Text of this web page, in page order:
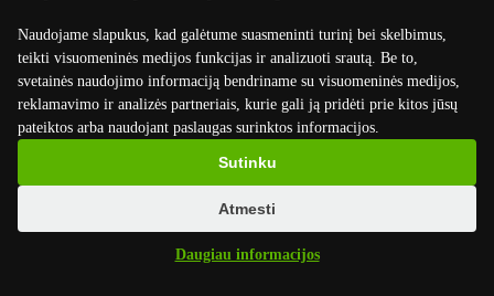
Naudojame slapukus, kad galėtume suasmeninti turinį bei skelbimus,
teikti visuomeninės medijos funkcijas ir analizuoti srautą. Be to,
svetainės naudojimo informaciją bendriname su visuomeninės medijos,
reklamavimo ir analizės partneriais, kurie gali ją pridėti prie kitos jūsų
pateiktos arba naudojant paslaugas surinktos informacijos.
Daugiau informacijos
Sutinku
Atmesti